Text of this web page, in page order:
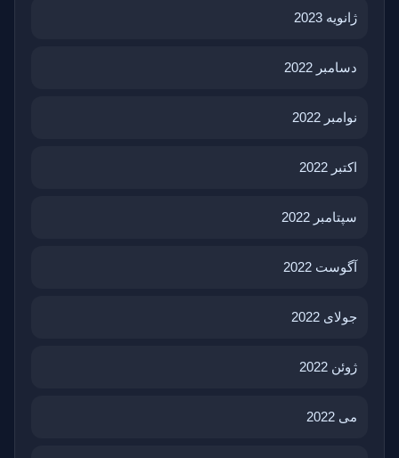
ژانویه 2023
دسامبر 2022
نوامبر 2022
اکتبر 2022
سپتامبر 2022
آگوست 2022
جولای 2022
ژوئن 2022
می 2022